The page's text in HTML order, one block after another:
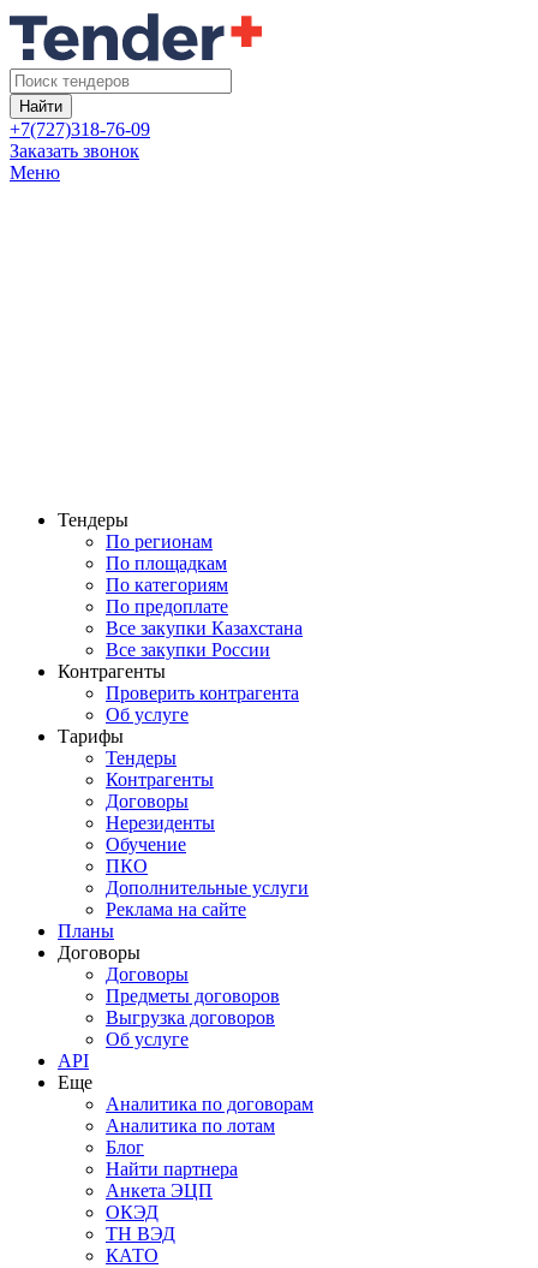
Найти
+7(727)318-76-09
Заказать звонок
Меню
Тендеры
По регионам
По площадкам
По категориям
По предоплате
Все закупки Казахстана
Все закупки России
Контрагенты
Проверить контрагента
Об услуге
Тарифы
Тендеры
Контрагенты
Договоры
Нерезиденты
Обучение
ПКО
Дополнительные услуги
Реклама на сайте
Планы
Договоры
Договоры
Предметы договоров
Выгрузка договоров
Об услуге
API
Еще
Аналитика по договорам
Аналитика по лотам
Блог
Найти партнера
Анкета ЭЦП
ОКЭД
ТН ВЭД
КАТО